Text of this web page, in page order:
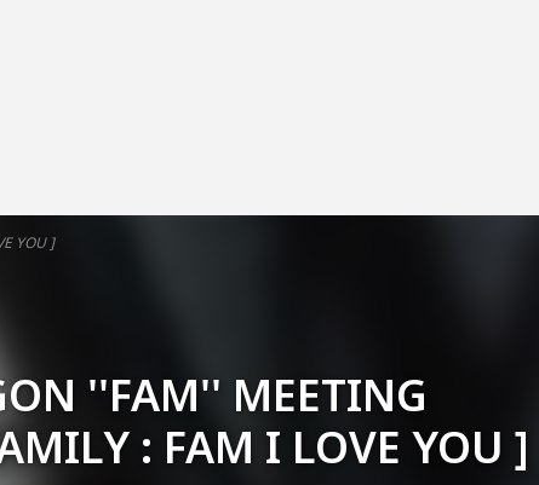
YOU ]
''FAM'' MEETING
: FAM I LOVE YOU ]